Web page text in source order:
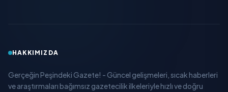
HAKKIMIZDA
Gerçeğin Peşindeki Gazete! - Güncel gelişmeleri, sıcak haberleri
ve araştırmaları bağımsız gazetecilik ilkeleriyle hızlı ve doğru